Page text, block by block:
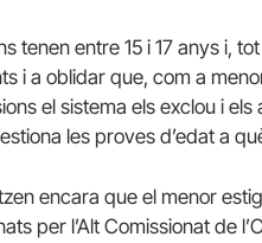
tenen entre 15 i 17 anys i,
i a oblidar que, com a
el sistema els exclou i
les proves d’edat a
encara que el menor
per l’Alt Comissionat de